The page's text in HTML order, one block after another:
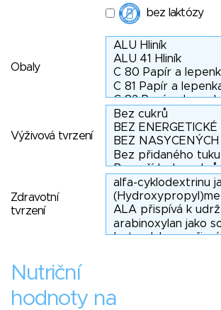
bez laktózy
Obaly
Výživová tvrzení
Zdravotní
tvrzení
Nutriční
hodnoty na